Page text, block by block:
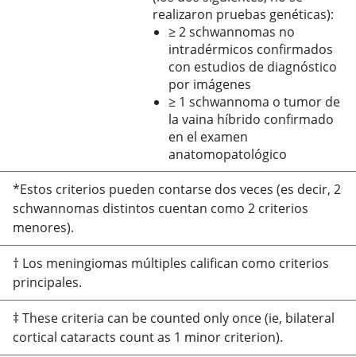
realizaron pruebas genéticas):
≥ 2 schwannomas no
intradérmicos confirmados
con estudios de diagnóstico
por imágenes
≥ 1 schwannoma o tumor de
la vaina híbrido confirmado
en el examen
anatomopatológico
*Estos criterios pueden contarse dos veces (es decir, 2
schwannomas distintos cuentan como 2 criterios
menores).
† Los meningiomas múltiples califican como criterios
principales.
‡ These criteria can be counted only once (ie, bilateral
cortical cataracts count as 1 minor criterion).